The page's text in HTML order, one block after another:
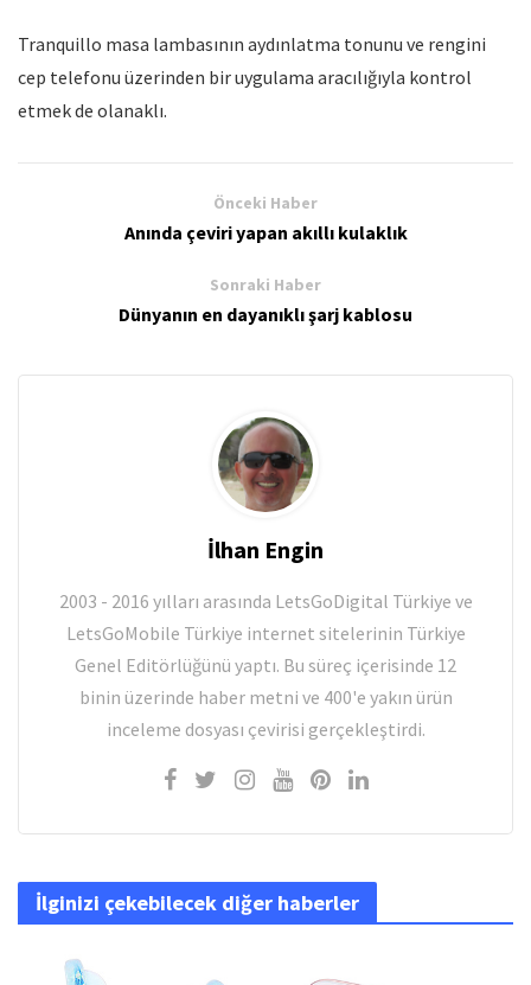
Tranquillo masa lambasının aydınlatma tonunu ve rengini
cep telefonu üzerinden bir uygulama aracılığıyla kontrol
etmek de olanaklı.
Önceki Haber
Anında çeviri yapan akıllı kulaklık
Sonraki Haber
Dünyanın en dayanıklı şarj kablosu
İlhan Engin
2003 - 2016 yılları arasında LetsGoDigital Türkiye ve
LetsGoMobile Türkiye internet sitelerinin Türkiye
Genel Editörlüğünü yaptı. Bu süreç içerisinde 12
binin üzerinde haber metni ve 400'e yakın ürün
inceleme dosyası çevirisi gerçekleştirdi.
İlginizi çekebilecek diğer haberler